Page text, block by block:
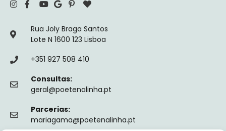
Rua Joly Braga Santos
Lote N 1600 123 Lisboa
+351 927 508 410
Consultas:
geral@poetenalinha.pt
Parcerias:
mariagama@poetenalinha.pt